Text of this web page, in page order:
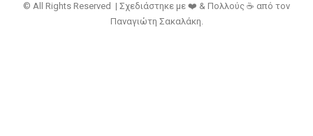
© All Rights Reserved | Σχεδιάστηκε με ❤️ & Πολλούς ☕ από τον
Παναγιώτη Σακαλάκη.